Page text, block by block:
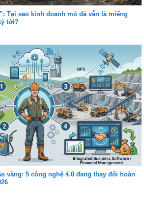
Tại sao kinh doanh mỏ đá vẫn là miếng
tới?
vàng: 5 công nghệ 4.0 đang thay đổi hoàn